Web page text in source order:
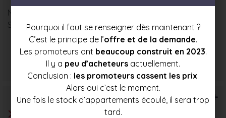
Nombre : 2
Surface moyenne : 96 m²
Prix mini
278 000 €
Prix moyen
295 000 €
Prix max
311 500 €
T6+
Pourquoi il faut se renseigner dès maintenant ?
C’est le principe de l’offre et de la demande.
Les promoteurs ont beaucoup construit en 2023.
Il y a peu d’acheteurs actuellement.
Conclusion : les promoteurs cassent les prix.
Alors oui c’est le moment.
Une fois le stock d’appartements écoulé, il sera trop
tard.